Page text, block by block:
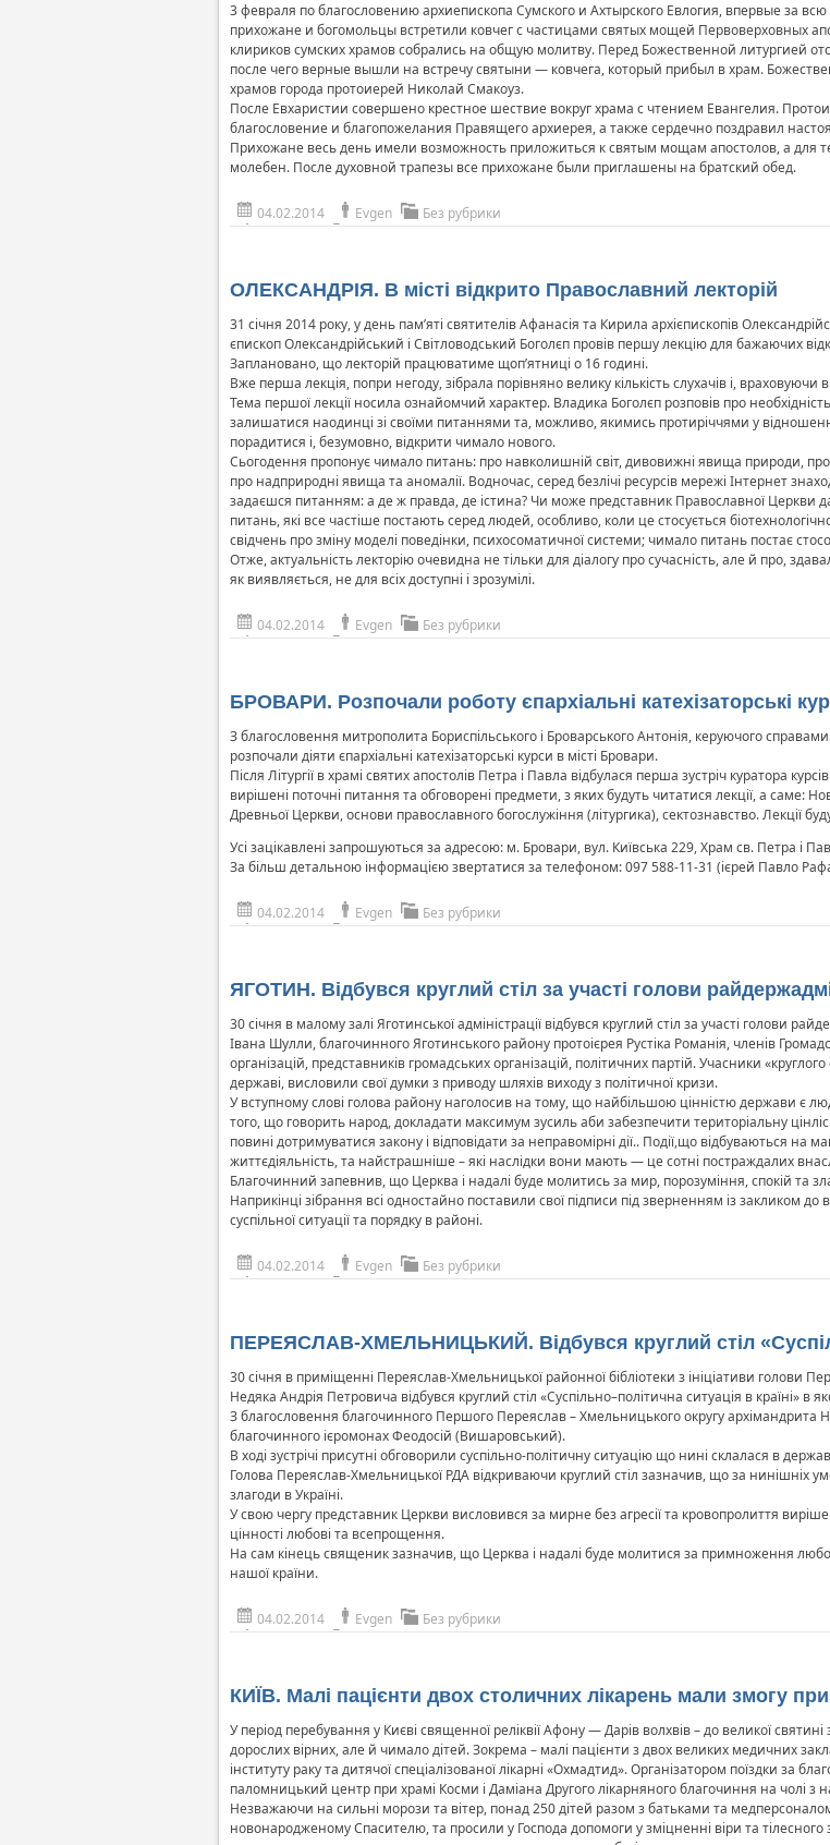
3 февраля по благословению архиепископа Сумского и Ахтырского Евлогия, впервые за
прихожане и богомольцы встретили ковчег с частицами святых мощей Первоверховных
клириков сумских храмов собрались на общую молитву. Перед Божественной литургией
после чего верные вышли на встречу святыни — ковчега, который прибыл в храм.
храмов города протоиерей Николай Смакоуз.
После Евхаристии совершено крестное шествие вокруг храма с чтением Евангелия.
благословение и благопожелания Правящего архиерея, а также сердечно поздравил
Прихожане весь день имели возможность приложиться к святым мощам апостолов, а для
молебен. После духовной трапезы все прихожане были приглашены на братский обед.
04.02.2014 Evgen Без рубрики
ОЛЕКСАНДРІЯ. В місті відкрито Православний лекторій
31 січня 2014 року, у день пам’яті святителів Афанасія та Кирила архієпископів
єпископ Олександрійський і Світловодський Боголєп провів першу лекцію для бажаючих
Заплановано, що лекторій працюватиме щоп’ятниці о 16 годині.
Вже перша лекція, попри негоду, зібрала порівняно велику кількість слухачів і, враховуючи
Тема першої лекції носила ознайомчий характер. Владика Боголєп розповів про
залишатися наодинці зі своїми питаннями та, можливо, якимись протиріччями у
порадитися і, безумовно, відкрити чимало нового.
Сьогодення пропонує чимало питань: про навколишній світ, дивовижні явища природи, про
про надприродні явища та аномалії. Водночас, серед безлічі ресурсів мережі Інтернет
задаєшся питанням: а де ж правда, де істина? Чи може представник Православної Церкви
питань, які все частіше постають серед людей, особливо, коли це стосується
свідчень про зміну моделі поведінки, психосоматичної системи; чимало питань постає
Отже, актуальність лекторію очевидна не тільки для діалогу про сучасність, але й про,
як виявляється, не для всіх доступні і зрозумілі.
04.02.2014 Evgen Без рубрики
БРОВАРИ. Розпочали роботу єпархіальні катехізаторські
З благословення митрополита Бориспільського і Броварського Антонія, керуючого
розпочали діяти єпархіальні катехізаторські курси в місті Бровари.
Після Літургії в храмі святих апостолів Петра і Павла відбулася перша зустріч куратора
вирішені поточні питання та обговорені предмети, з яких будуть читатися лекції, а саме:
Древньої Церкви, основи православного богослужіння (літургика), сектознавство. Лекції
Усі зацікавлені запрошуються за адресою: м. Бровари, вул. Київська 229, Храм св. Петра і
За більш детальною інформацією звертатися за телефоном: 097 588-11-31 (ієрей Павло
04.02.2014 Evgen Без рубрики
ЯГОТИН. Відбувся круглий стіл за участі голови
30 січня в малому залі Яготинської адміністрації відбувся круглий стіл за участі голови
Івана Шулли, благочинного Яготинського району протоієрея Рустіка Романія, членів
організацій, представників громадських організацій, політичних партій. Учасники
державі, висловили свої думки з приводу шляхів виходу з політичної кризи.
У вступному слові голова району наголосив на тому, що найбільшою цінністю держави є
того, що говорить народ, докладати максимум зусиль аби забезпечити територіальну
повині дотримуватися закону і відповідати за неправомірні дії.. Події,що відбуваються на
життєдіяльність, та найстрашніше – які наслідки вони мають — це сотні постраждалих
Благочинний запевнив, що Церква і надалі буде молитись за мир, порозуміння, спокій та
Наприкінці зібрання всі одностайно поставили свої підписи під зверненням із закликом до
суспільної ситуації та порядку в районі.
04.02.2014 Evgen Без рубрики
ПЕРЕЯСЛАВ-ХМЕЛЬНИЦЬКИЙ. Відбувся круглий стіл
30 січня в приміщенні Переяслав-Хмельницької районної бібліотеки з ініціативи голови
Недяка Андрія Петровича відбувся круглий стіл «Суспільно–політична ситуація в країні»
З благословення благочинного Першого Переяслав – Хмельницького округу архімандрита
благочинного ієромонах Феодосій (Вишаровський).
В ході зустрічі присутні обговорили суспільно-політичну ситуацію що нині склалася в
Голова Переяслав-Хмельницької РДА відкриваючи круглий стіл зазначив, що за нинішніх
злагоди в Україні.
У свою чергу представник Церкви висловився за мирне без агресії та кровопролиття
цінності любові та всепрощення.
На сам кінець священик зазначив, що Церква і надалі буде молитися за примноження
нашої країни.
04.02.2014 Evgen Без рубрики
КИЇВ. Малі пацієнти двох столичних лікарень мали змогу
У період перебування у Києві священної реліквії Афону — Дарів волхвів – до великої
дорослих вірних, але й чимало дітей. Зокрема – малі пацієнти з двох великих медичних
інституту раку та дитячої спеціалізованої лікарні «Охмадтид». Організатором поїздки за
паломницький центр при храмі Косми і Даміана Другого лікарняного благочиння на чолі з
Незважаючи на сильні морози та вітер, понад 250 дітей разом з батьками та
новонародженому Спасителю, та просили у Господа допомоги у зміцненні віри та